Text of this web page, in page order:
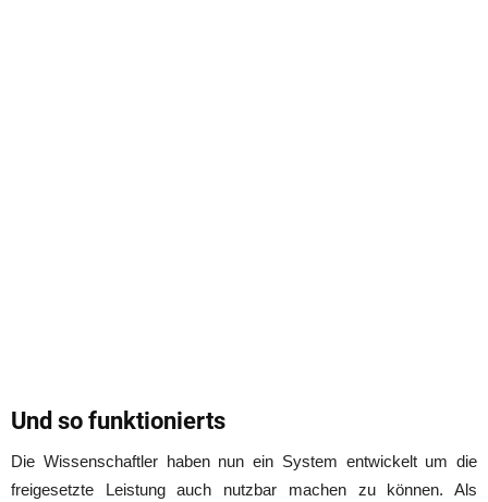
Und so funktionierts
Die Wissenschaftler haben nun ein System entwickelt um die
freigesetzte Leistung auch nutzbar machen zu können. Als